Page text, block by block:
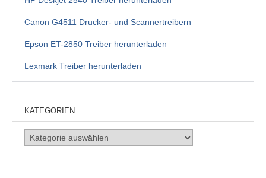
Canon G4511 Drucker- und Scannertreibern
Epson ET-2850 Treiber herunterladen
Lexmark Treiber herunterladen
KATEGORIEN
Kategorien